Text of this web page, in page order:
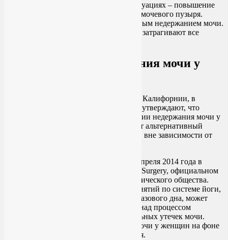
Причина утечек мочи в описанных ситуациях – повышение
давления внутри живота и собственно мочевого пузыря.
Такое явление еще называется стрессовым недержанием мочи.
С возрастом проблемы усугубляются и затрагивают все
Йога в лечении недержания мочи у
занимались медики из Калифорнии, в
университете Сан-Франциско. Ученые утверждают, что
хирургического вмешательства в лечении недержания мочи у
женщин можно избежать, и предлагают альтернативный
способ облегчить подобные симптомы, вне зависимости от
Исследование было опубликовано 25 апреля 2014 года в
Female Pelvic Medicine & Reconstructive Surgery, официальном
журнале Американского Урогинекологического общества.
Авторы доказывают, что программа занятий по системе йоги,
направленная на улучшение здоровья тазового дна, может
помочь женщинам получить контроль над процессом
мочеиспускания, избежать непроизвольных утечек мочи.
Эффективность лечения недержания мочи у женщин на фоне
занятий йогой значительно повышается.